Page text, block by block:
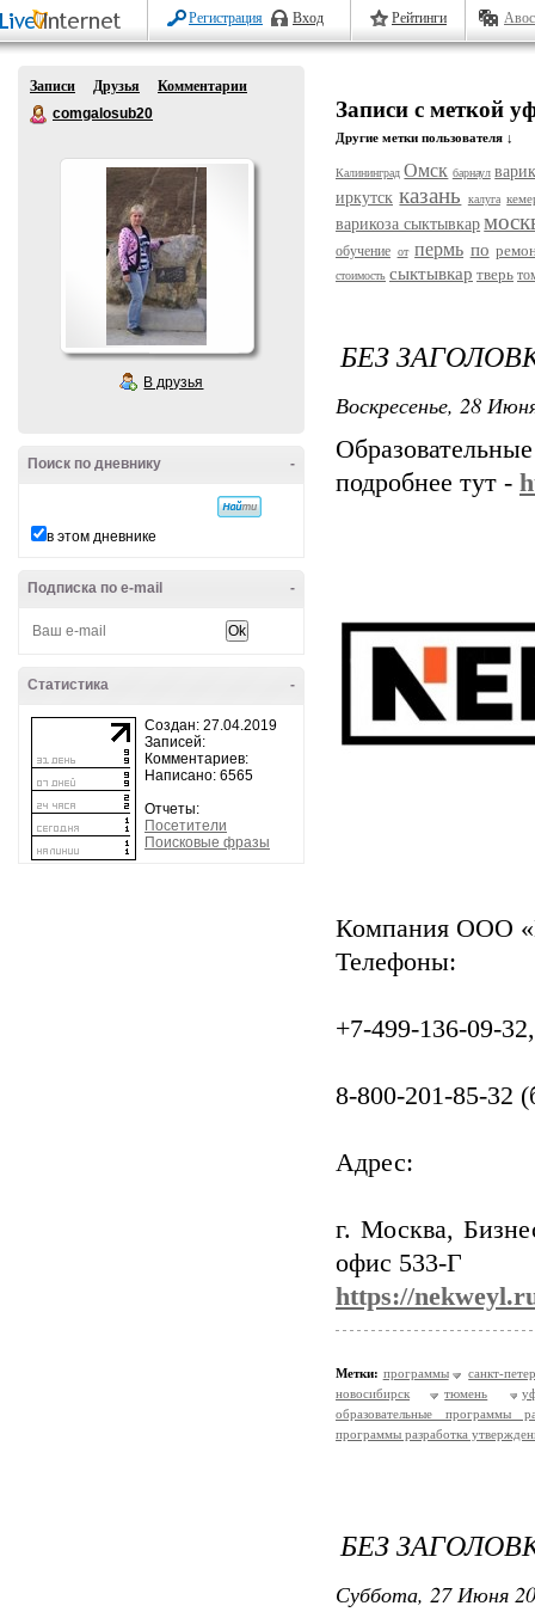
Регистрация Вход Рейтинги
Записи Друзья
Комментарии
comgalosub20
В друзья
-
Поиск по дневнику
в этом дневнике
-
Подписка по e-mail
-
Статистика
Создан: 27.04.2019
Записей:
Комментариев:
Написано: 6565
Отчеты:
Посетители
Поисковые фразы
Записи с меткой
Другие метки пользователя ↓
Калининград Омск барнаул
иркутск казань калуга
варикоза сыктывкар
обучение от пермь по
стоимость сыктывкар тверь
БЕЗ
Воскресенье, 28
подробнее тут -
Компания ООО
Телефоны:
+7-499-136-09-32,
8-800-201-85-32
Адрес:
г. Москва,
офис 533-Г
https://
Метки: программы
санкт-
новосибирск
тюмень
образовательные программы
программы разработка
БЕЗ
Суббота, 27 Июня